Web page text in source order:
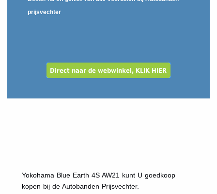
prijsvechter
Yokohama Blue Earth 4S AW21 kunt U goedkoop
kopen bij de Autobanden Prijsvechter.